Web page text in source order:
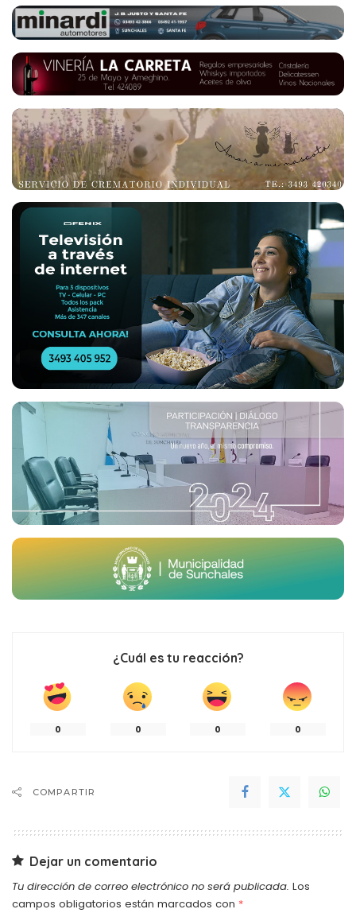
¿Cuál es tu reacción?
0 0 0 0
COMPARTIR
Dejar un comentario
Tu dirección de correo electrónico no será publicada. Los
campos obligatorios están marcados con *